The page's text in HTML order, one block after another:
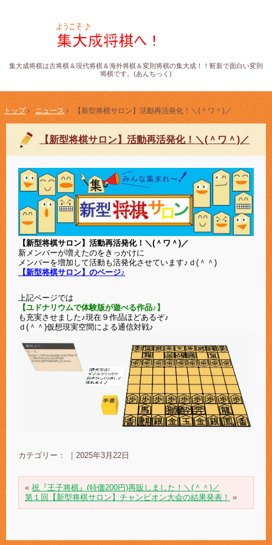
集大成将棋は古将棋＆現代将棋＆海外将棋＆変則将棋の集大成！！斬新で面白い変則
将棋です。(あんちっく)
トップ› ニュース› 【新型将棋サロン】活動再活発化！＼(＾ワ＾)／
【新型将棋サロン】活動再活発化！＼(＾ワ＾)／
【新型将棋サロン】活動再活発化！＼(＾ワ＾)／
新メンバーが増えたのをきっかけに
メンバーを増加して活動も活発化させています♪ｄ(＾＾)
【新型将棋サロン】のページ♪
上記ページでは
【ユドナリウムで体験版が遊べる作品♪】
も充実させました♪現在９作品ほどあるぞ♪
ｄ(＾＾)仮想現実空間による通信対戦♪
カテゴリー： ｜2025年3月22日
« 祝『王子将棋』(特価200円)再販しました！＼(＾＾)／
第１回【新型将棋サロン】チャンピオン大会の結果発表！ »